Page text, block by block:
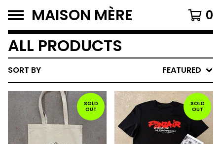
MAISON MÈRE 0
ALL PRODUCTS
SORT BY FEATURED
SOLD
OUT
SOLD
OUT